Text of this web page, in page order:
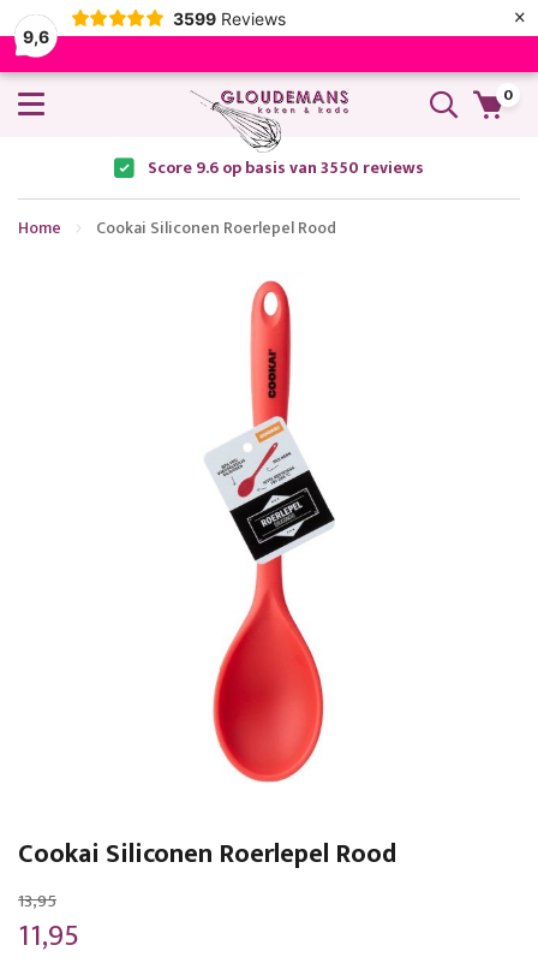
9,6
3599 Reviews ×
0
Score 9.6 op basis van 3550 reviews
Home Cookai Siliconen Roerlepel Rood
het
begin
van
Cookai Siliconen Roerlepel Rood
11,95
13,95